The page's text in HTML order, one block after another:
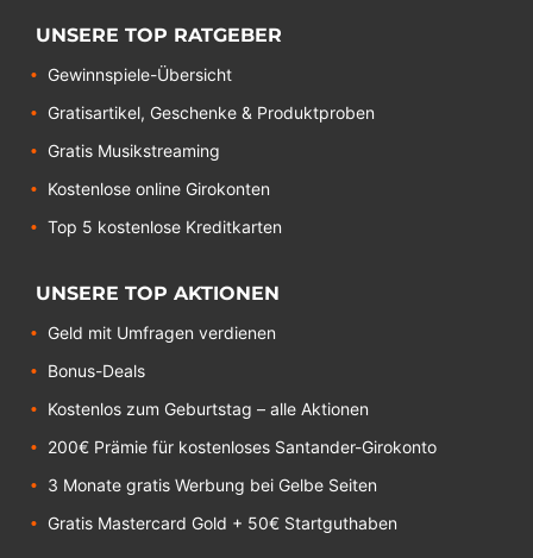
UNSERE TOP RATGEBER
Gewinnspiele-Übersicht
Gratisartikel, Geschenke & Produktproben
Gratis Musikstreaming
Kostenlose online Girokonten
Top 5 kostenlose Kreditkarten
UNSERE TOP AKTIONEN
Geld mit Umfragen verdienen
Bonus-Deals
Kostenlos zum Geburtstag – alle Aktionen
200€ Prämie für kostenloses Santander-Girokonto
3 Monate gratis Werbung bei Gelbe Seiten
Gratis Mastercard Gold + 50€ Startguthaben